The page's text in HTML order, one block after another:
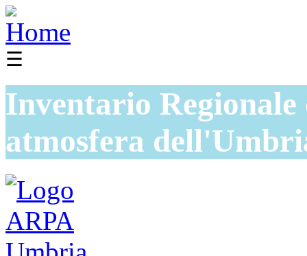
☰
Inventario
atmosfera